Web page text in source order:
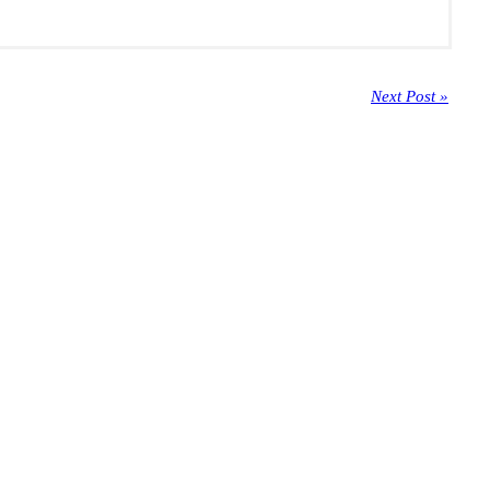
Next Post »